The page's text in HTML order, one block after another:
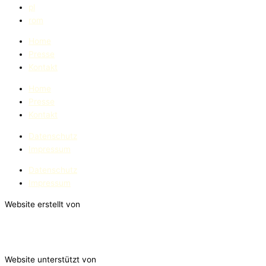
pl
rom
Home
Presse
Kontakt
Home
Presse
Kontakt
Datenschutz
Impressum
Datenschutz
Impressum
Website erstellt von
Website unterstützt von